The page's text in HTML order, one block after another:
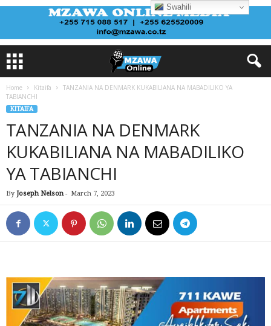
Home Kitaifa
TANZANIA NA DENMARK KUKABILIANA NA MABADILIKO YA
TABIANCHI
KITAIFA
TANZANIA NA DENMARK
KUKABILIANA NA MABADILIKO
YA TABIANCHI
By Joseph Nelson- March 7, 2023
Swahili